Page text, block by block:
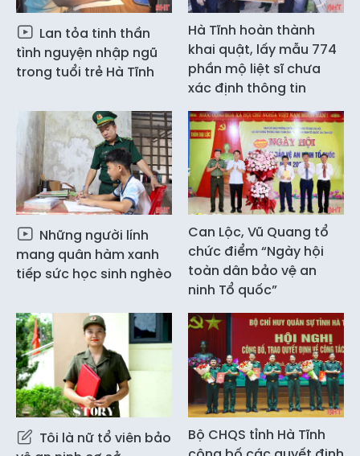
Lan tỏa tinh thần
tình nguyện nhập ngũ
trong tuổi trẻ Hà Tĩnh
Hà Tĩnh hoàn thành
khai quật, lấy mẫu 774
phần mộ liệt sĩ chưa
xác định thông tin
Những người lính
mang quân hàm xanh
tiếp sức học sinh nghèo
Can Lộc, Vũ Quang tổ
chức điểm “Ngày hội
toàn dân bảo vệ an
ninh Tổ quốc”
Tôi là nữ tổ viên bảo
Bộ CHQS tỉnh Hà Tĩnh